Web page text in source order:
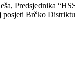
Predsjednika
posjeti Brčko